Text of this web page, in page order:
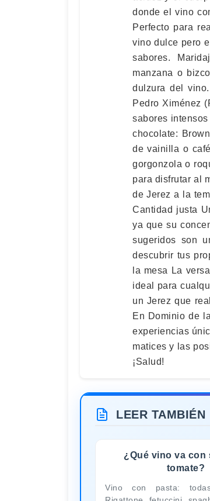
donde el vino
Perfecto para
vino dulce pero
sabores.
manzana o
dulzura del
Pedro Ximénez
sabores
chocolate:
de vainilla o
gorgonzola o
para disfrutar al
de Jerez a la
Cantidad justa
ya que su
sugeridos son
descubrir tus
la mesa La
ideal para
un Jerez que
En Dominio de
experiencias
matices y las
¡Salud!
LEER TAMBIÉN
¿Qué vino va con
tomate?
Vino con pasta: